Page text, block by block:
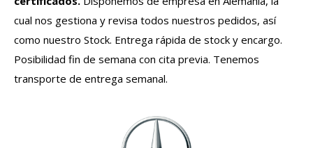
cual nos gestiona y revisa todos nuestros pedidos, así
como nuestro Stock. Entrega rápida de stock y encargo.
Posibilidad fin de semana con cita previa. Tenemos
transporte de entrega semanal.